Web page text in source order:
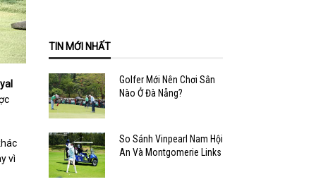
vì
TIN MỚI NHẤT
Golfer Mới Nên Chơi Sân
Nào Ở Đà Nẵng?
So Sánh Vinpearl Nam Hội
An Và Montgomerie Links